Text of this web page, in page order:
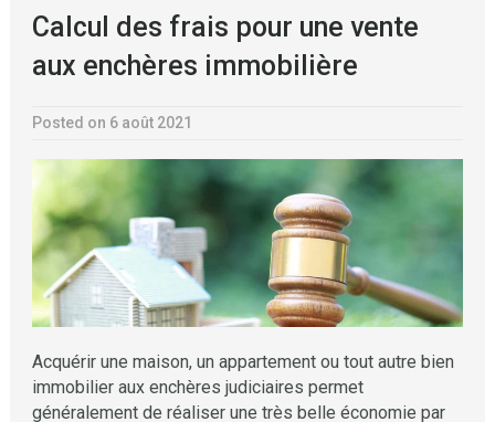
Calcul des frais pour une vente
aux enchères immobilière
Posted on 6 août 2021
Acquérir une maison, un appartement ou tout autre bien
immobilier aux enchères judiciaires permet
généralement de réaliser une très belle économie par